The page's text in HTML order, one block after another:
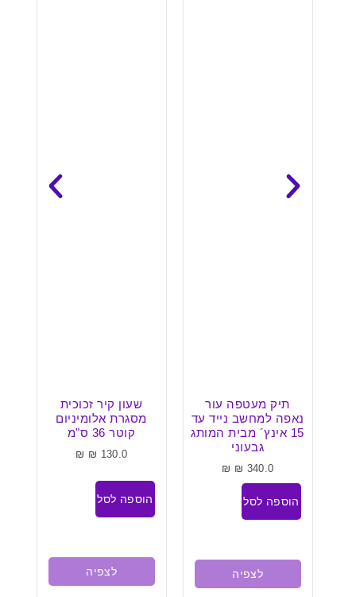
תיק מעטפה עור
נאפה למחשב נייד עד
15 אינץ´ מבית המותג
גבעוני
340.0
₪
₪
הוספה לסל
לצפיה
שעון קיר זכוכית
מסגרת אלומיניום
קוטר 36 ס"מ
130.0
₪
₪
הוספה לסל
לצפיה